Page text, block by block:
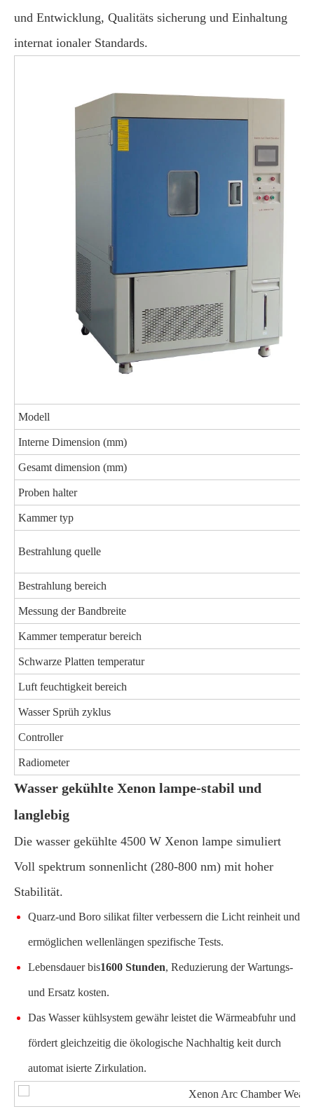
und Entwicklung, Qualitäts sicherung und Einhaltung
internat ionaler Standards.
Modell
Interne Dimension (mm)
Gesamt dimension (mm)
Proben halter
Kammer typ
Bestrahlung quelle
Bestrahlung bereich
Messung der Bandbreite
Kammer temperatur bereich
Schwarze Platten temperatur
Luft feuchtigkeit bereich
Wasser Sprüh zyklus
Controller
Radiometer
Wasser gekühlte Xenon lampe-stabil und
langlebig
Die wasser gekühlte 4500 W Xenon lampe simuliert
Voll spektrum sonnenlicht (280-800 nm) mit hoher
Stabilität.
Quarz-und Boro silikat filter verbessern die Licht reinheit und
ermöglichen wellenlängen spezifische Tests.
Lebensdauer bis1600 Stunden, Reduzierung der Wartungs-
und Ersatz kosten.
Das Wasser kühlsystem gewähr leistet die Wärmeabfuhr und
fördert gleichzeitig die ökologische Nachhaltig keit durch
automat isierte Zirkulation.